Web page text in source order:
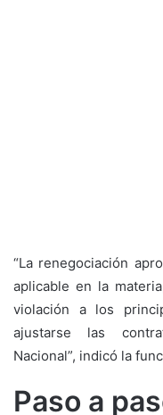
“La renegociación
aplicable en la
violación a los
ajustarse las
Nacional”, indicó la
Paso a